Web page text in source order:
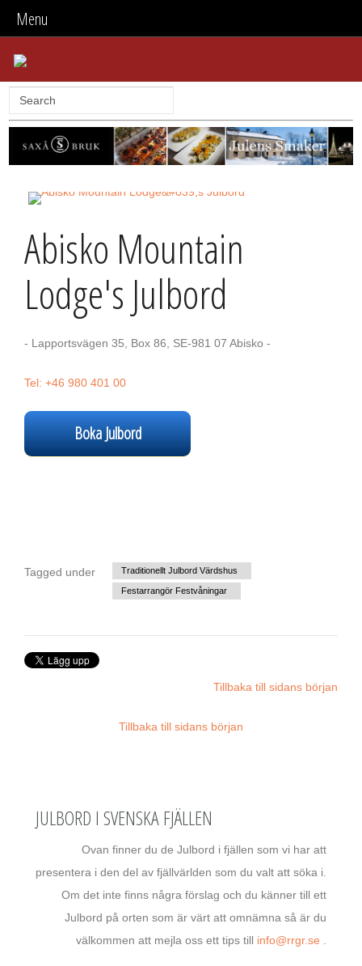
Menu
Abisko Mountain
Lodge's Julbord
- Lapportsvägen 35, Box 86, SE-981 07 Abisko -
Tel: +46 980 401 00
Boka Julbord
Tagged under Traditionellt Julbord Värdshus
Festarrangör Festvåningar
Tillbaka till sidans början
Tillbaka till sidans början
JULBORD I SVENSKA FJÄLLEN
Ovan finner du de Julbord i fjällen som vi har att
presentera i den del av fjällvärlden som du valt att söka i.
Om det inte finns några förslag och du känner till ett
Julbord på orten som är värt att omnämna så är du
välkommen att mejla oss ett tips till info@rrgr.se .